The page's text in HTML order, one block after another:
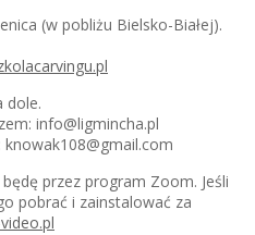
(w pobliżu Bielsko-Białej).
dole.
info@ligmincha.pl
przez program Zoom. Jeśli
pobrać i zainstalować za